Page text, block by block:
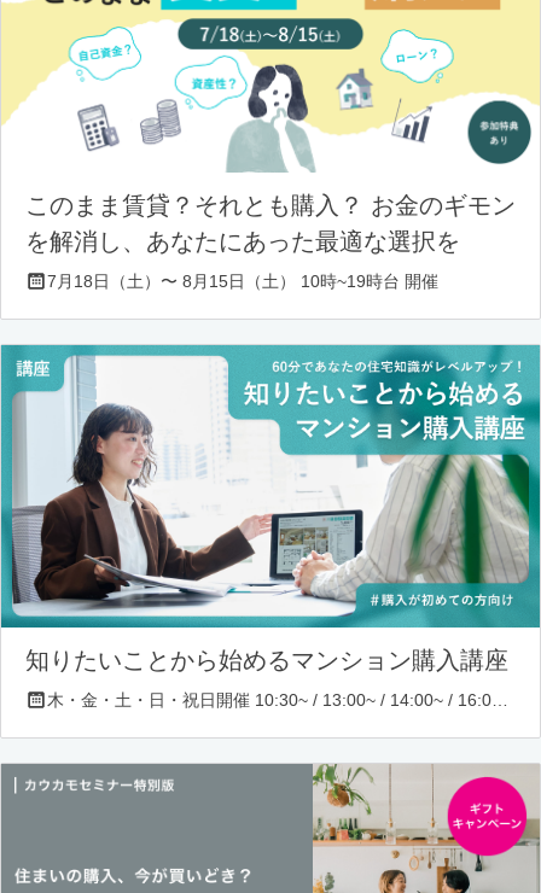
このまま賃貸？それとも購入？ お金のギモン
を解消し、あなたにあった最適な選択を
7月18日（土）〜 8月15日（土） 10時~19時台 開催
知りたいことから始めるマンション購入講座